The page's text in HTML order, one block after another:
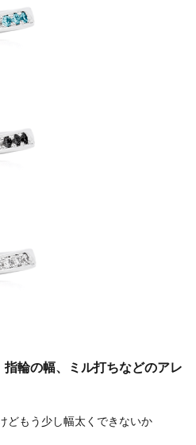
指輪の幅、ミル打ちなどのアレ
どもう少し幅太くできないか